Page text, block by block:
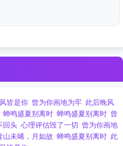
皆是你 曾为你画地为牢 此后晚风
蝉鸣盛夏别离时 蝉鸣盛夏别离时 曾
回头 心理评估毁了一切 曾为你画地
山未晞，月如故 蝉鸣盛夏别离时 此